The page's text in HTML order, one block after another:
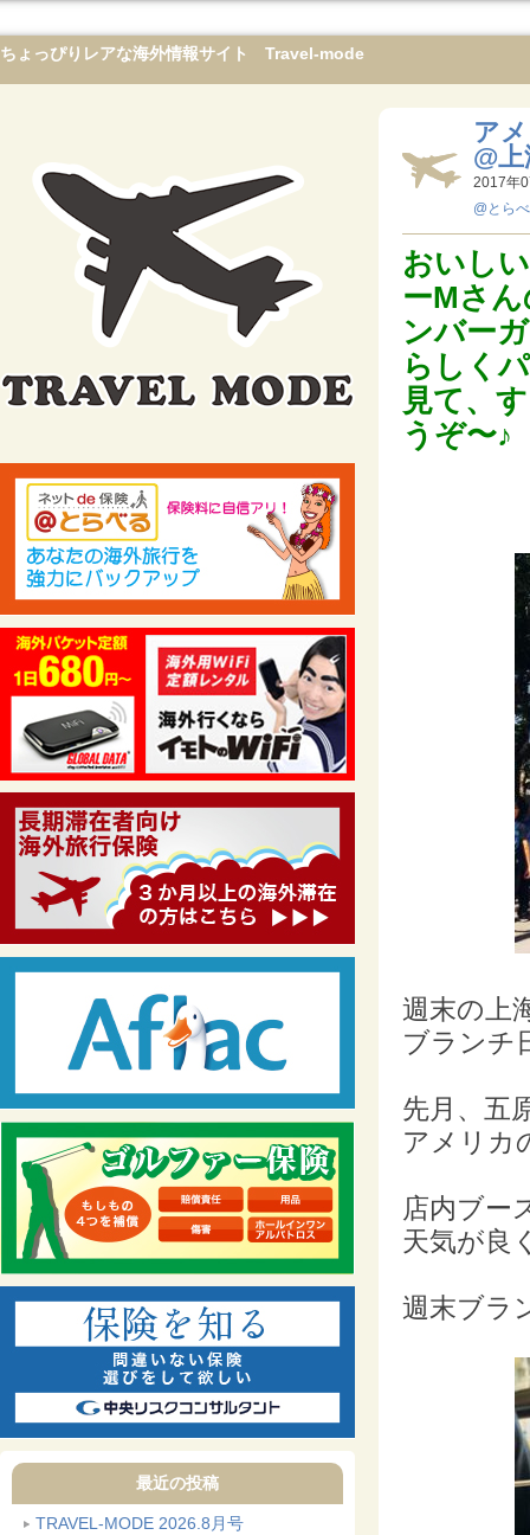
ちょっぴりレアな海外情報サイト Travel-mode
最近の投稿
TRAVEL-MODE 2026.8月号
ア
@
2017年
@とら
おいし
ーMさ
ンバー
らしく
見て、
うぞ〜♪
週末の上
ブランチ
先月、五
アメリカ
店内ブー
天気が良
週末ブラ